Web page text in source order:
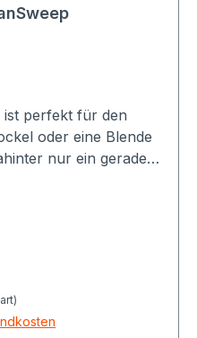
ist perfekt für den
oder eine Blende
nur ein gerades
jeweils die Firma
werden
für